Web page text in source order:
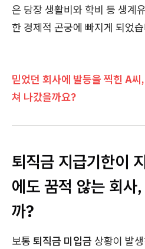
은 당장 생활비와 학비 등 생계
한 경제적 곤궁에 빠지게 되었
믿었던 회사에 발등을 찍힌 A
쳐 나갔을까요?
퇴직금 지급기한이
에도 꿈적 않는 회사
까?
보통 퇴직금 미입금 상황이 발